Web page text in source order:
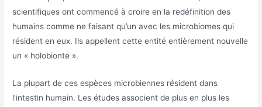
scientifiques ont commencé à croire en la redéfinition des
humains comme ne faisant qu’un avec les microbiomes qui
résident en eux. Ils appellent cette entité entièrement nouvelle
un « holobionte ».
La plupart de ces espèces microbiennes résident dans
l’intestin humain. Les études associent de plus en plus les